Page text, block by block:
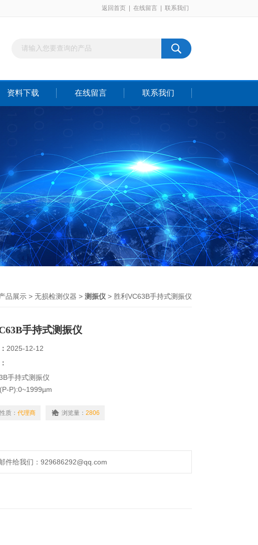
返回首页 在线留言 联系我们
资料下载 在线留言 联系我们
品展示 > 无损检测仪器 > 测振仪 > 胜利VC63B手持式测振仪
手持式测振仪
2025-12-12
手持式测振仪
P):0~1999µm
度(O-P):0~199.9m/s
质： 代理商 浏览量： 2806
件给我们：929686292@qq.com